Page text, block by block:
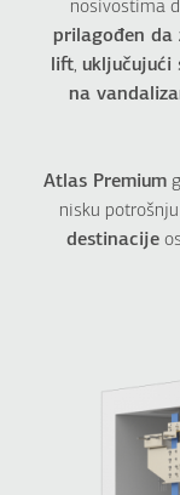
INDUSTRIJSKI
Compact
Atlas Super Gigas
nosivostima
prilagođen da
lift, uključujući
na
Atlas Premium
nisku
destinacije